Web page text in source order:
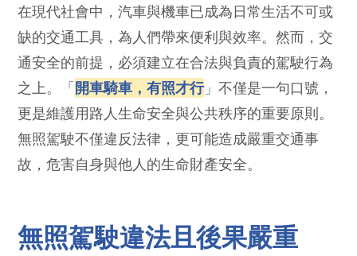
在現代社會中，汽車與機車已成為日常生活不可或
缺的交通工具，為人們帶來便利與效率。然而，交
通安全的前提，必須建立在合法與負責的駕駛行為
之上。「開車騎車，有照才行」不僅是一句口號，
更是維護用路人生命安全與公共秩序的重要原則。
無照駕駛不僅違反法律，更可能造成嚴重交通事
故，危害自身與他人的生命財產安全。
無照駕駛違法且後果嚴重